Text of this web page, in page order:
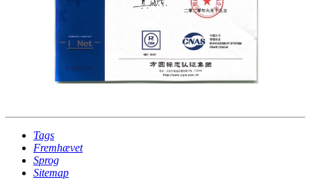
Tags
Fremhævet
Sprog
Sitemap